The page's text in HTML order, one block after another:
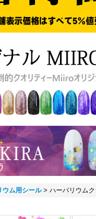
ウム用シール > ハーバリウム